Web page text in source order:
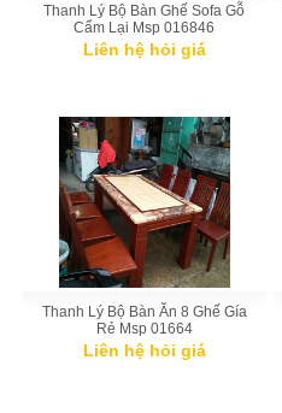
Thanh Lý Bộ Bàn Ghế Sofa Gỗ
Cẩm Lại Msp 016846
Liên hệ hỏi giá
Thanh Lý Bộ Bàn Ăn 8 Ghế Gía
Rẻ Msp 01664
Liên hệ hỏi giá